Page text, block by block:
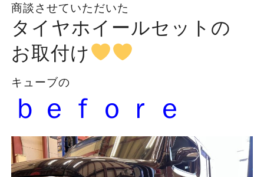
商談させていただいた
タイヤホイールセットの
お取付け
キューブの
ｂｅｆｏｒｅ